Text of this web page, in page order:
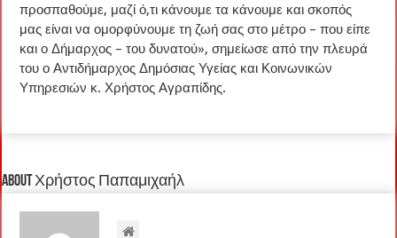
προσπαθούμε, μαζί ό,τι κάνουμε τα κάνουμε και σκοπός
μας είναι να ομορφύνουμε τη ζωή σας στο μέτρο – που είπε
και ο Δήμαρχος – του δυνατού», σημείωσε από την πλευρά
του ο Αντιδήμαρχος Δημόσιας Υγείας και Κοινωνικών
Υπηρεσιών κ. Χρήστος Αγραπίδης.
About Χρήστος Παπαμιχαήλ